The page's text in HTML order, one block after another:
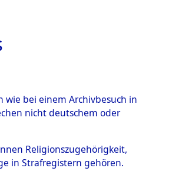
wie bei einem Archivbesuch in
nicht deutschem oder
Religionszugehörigkeit,
in Strafregistern gehören.